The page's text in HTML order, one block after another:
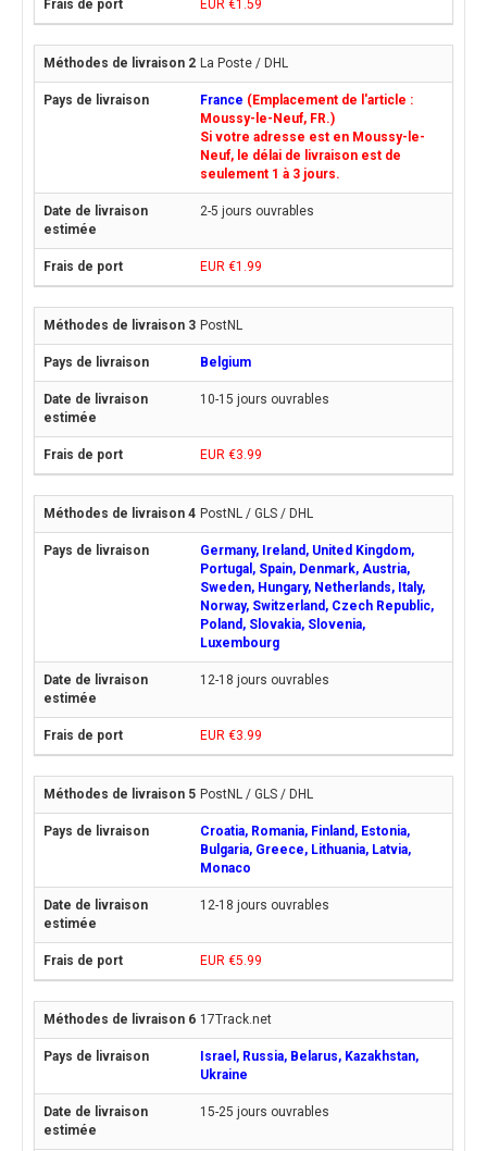
EUR €1.59
La Poste / DHL
France (Emplacement de l'article :
Moussy-le-Neuf, FR.)
Si votre adresse est en Moussy-le-
Neuf, le délai de livraison est de
seulement 1 à 3 jours.
2-5 jours ouvrables
EUR €1.99
PostNL
Belgium
10-15 jours ouvrables
EUR €3.99
PostNL / GLS / DHL
Germany, Ireland, United Kingdom,
Portugal, Spain, Denmark, Austria,
Sweden, Hungary, Netherlands, Italy,
Norway, Switzerland, Czech Republic,
Poland, Slovakia, Slovenia,
Luxembourg
12-18 jours ouvrables
EUR €3.99
PostNL / GLS / DHL
Croatia, Romania, Finland, Estonia,
Bulgaria, Greece, Lithuania, Latvia,
Monaco
12-18 jours ouvrables
EUR €5.99
17Track.net
Israel, Russia, Belarus, Kazakhstan,
Ukraine
15-25 jours ouvrables